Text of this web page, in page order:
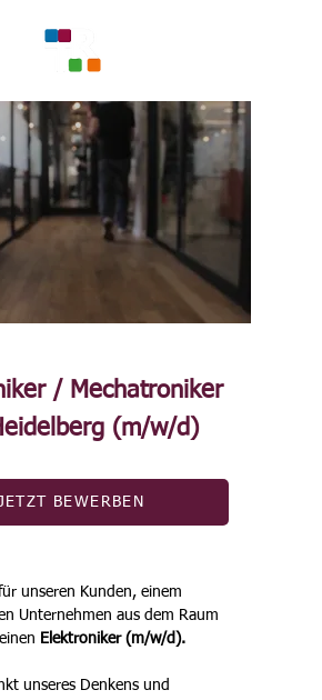
/ Mechatroniker
(m/w/d)
BEWERBEN
unseren Kunden, einem
Unternehmen aus dem Raum
Elektroniker (m/w/d).
unseres Denkens und